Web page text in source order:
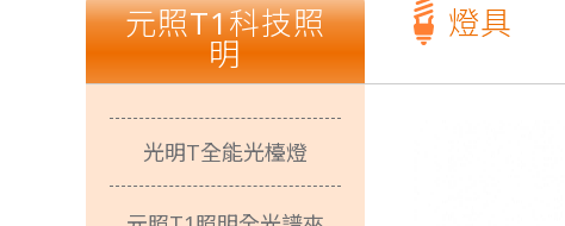
元照Ｔ１張麗蝶張董事長一路走來以身
光源不閃爍、柔和不刺
燈具
光明T全能光檯燈